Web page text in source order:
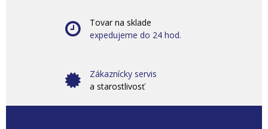
Tovar na sklade
expedujeme do 24 hod.
Zákaznícky servis
a starostlivosť